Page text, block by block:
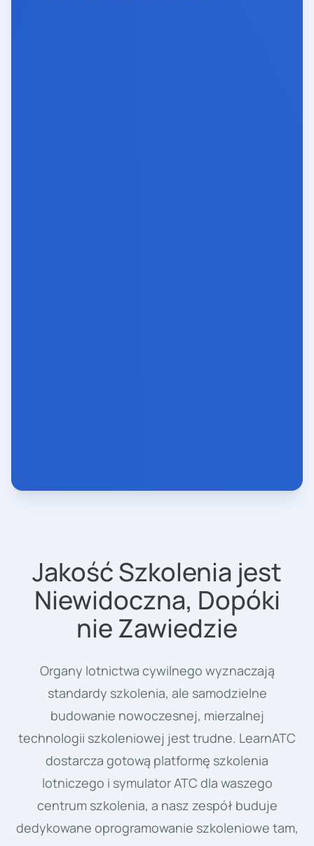
Jakość Szkolenia jest
Niewidoczna, Dopóki
nie Zawiedzie
Organy lotnictwa cywilnego wyznaczają
standardy szkolenia, ale samodzielne
budowanie nowoczesnej, mierzalnej
technologii szkoleniowej jest trudne. LearnATC
dostarcza gotową platformę szkolenia
lotniczego i symulator ATC dla waszego
centrum szkolenia, a nasz zespół buduje
dedykowane oprogramowanie szkoleniowe tam,